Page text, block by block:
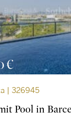
€
| 326945
Pool in